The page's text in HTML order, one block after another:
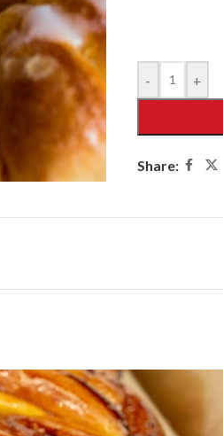
- +
Share: